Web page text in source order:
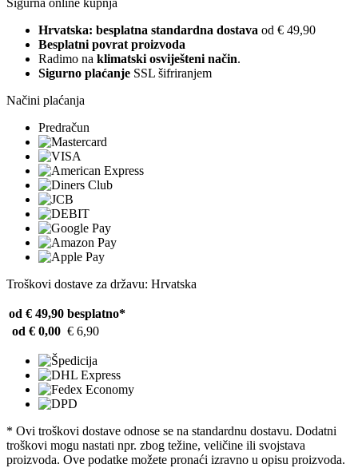
Hrvatska: besplatna standardna dostava od € 49,90
Besplatni povrat proizvoda
Radimo na klimatski osviješteni način.
Sigurno plaćanje SSL šifriranjem
Načini plaćanja
Predračun
Troškovi dostave za državu: Hrvatska
od € 49,90 besplatno*
od € 0,00 € 6,90
* Ovi troškovi dostave odnose se na standardnu ​​dostavu. Dodatni
troškovi mogu nastati npr. zbog težine, veličine ili svojstava
proizvoda. Ove podatke možete pronaći izravno u opisu proizvoda.